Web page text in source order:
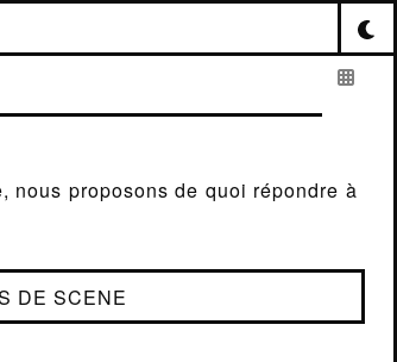
proposons de quoi répondre à
DE SCENE